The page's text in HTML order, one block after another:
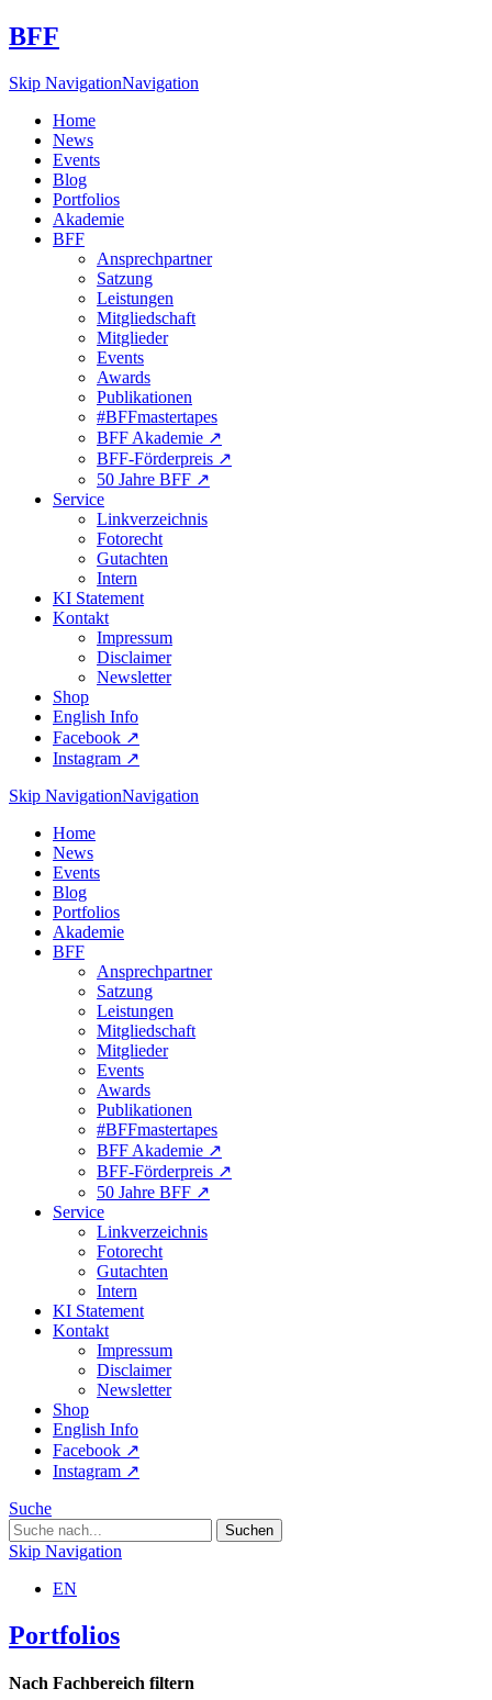
BFF
Skip NavigationNavigation
Home
News
Events
Blog
Portfolios
Akademie
BFF
Ansprechpartner
Satzung
Leistungen
Mitgliedschaft
Mitglieder
Events
Awards
Publikationen
#BFFmastertapes
BFF Akademie ↗︎
BFF-Förderpreis ↗︎
50 Jahre BFF ↗︎
Service
Linkverzeichnis
Fotorecht
Gutachten
Intern
KI Statement
Kontakt
Impressum
Disclaimer
Newsletter
Shop
English Info
Facebook ↗︎
Instagram ↗︎
Skip NavigationNavigation
Home
News
Events
Blog
Portfolios
Akademie
BFF
Ansprechpartner
Satzung
Leistungen
Mitgliedschaft
Mitglieder
Events
Awards
Publikationen
#BFFmastertapes
BFF Akademie ↗︎
BFF-Förderpreis ↗︎
50 Jahre BFF ↗︎
Service
Linkverzeichnis
Fotorecht
Gutachten
Intern
KI Statement
Kontakt
Impressum
Disclaimer
Newsletter
Shop
English Info
Facebook ↗︎
Instagram ↗︎
Suche
Skip Navigation
EN
Portfolios
Nach Fachbereich filtern